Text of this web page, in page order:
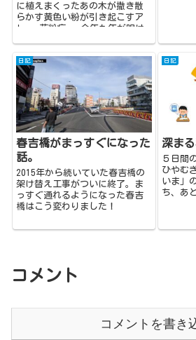
に植えまくったあの木が撒き散
らかす黄色い粉が引き起こすア
レ。 花粉症。 今年も年が明け
日記
春吉橋がまっすぐになった
話。
2015年から続いていた春吉橋の
架け替え工事がついに終了。ま
っすぐ通れるようになった春吉
橋はこう変わりました！
日記
深ま
５日間
ひやむ
いま」
ち、あ
コメント
コメントを書き